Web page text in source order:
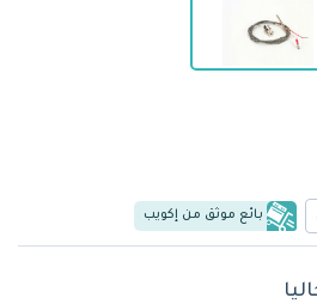
بائع موثق من إكويب